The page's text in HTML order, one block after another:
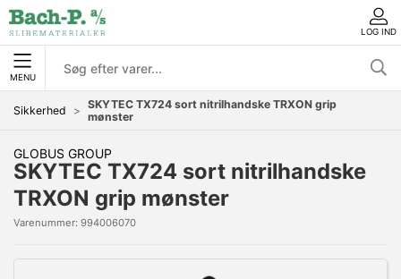
LOG IND
MENU
Sikkerhed
SKYTEC TX724 sort nitrilhandske TRXON grip
mønster
GLOBUS GROUP
SKYTEC TX724 sort nitrilhandske
TRXON grip mønster
Varenummer: 994006070